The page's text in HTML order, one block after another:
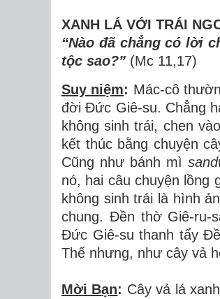
XANH LÁ VỚI TRÁI
“Nào đã chẳng có lời
tộc sao?” (Mc 11,17)
Suy niệm: Mác-cô thườ
đờiĐức Giê-su. Chẳng h
không sinh trái, chen và
kết thúc bằng chuyện câ
Cũng như bánh mì
nó, hai câu chuyện lồng
không sinh trái l àhìnhả
chung. Đền thờGiê-ru-
Đức Giê-su thanh tẩyĐề
Thế nhưng, như cây vả h
Mời Bạn: Cây vả á